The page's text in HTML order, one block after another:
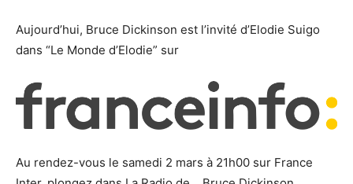
Aujourd’hui, Bruce Dickinson est l’invité d’Elodie Suigo
dans “Le Monde d’Elodie” sur
Au rendez-vous le samedi 2 mars à 21h00 sur France